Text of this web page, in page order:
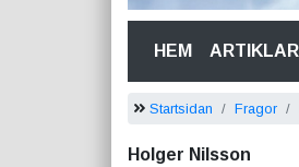
HEM(CURRENT)
ARTIKLAR
Startsidan Fragor
Holger Nilsson